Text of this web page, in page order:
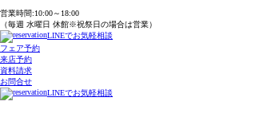
営業時間:10:00～18:00
（毎週 水曜日 休館※祝祭日の場合は営業）
LINEでお気軽相談
フェア予約
来店予約
資料請求
お問合せ
LINEでお気軽相談